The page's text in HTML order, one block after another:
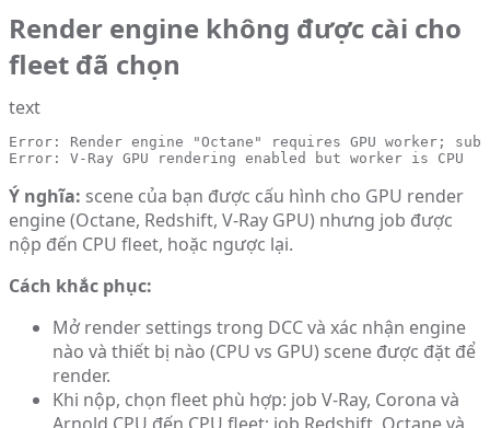
Render engine không được cài cho
fleet đã chọn
text
Error: Render engine "Octane" requires GPU worker;
Error: V-Ray GPU rendering enabled but worker is CPU
Ý nghĩa: scene của bạn được cấu hình cho GPU render
engine (Octane, Redshift, V-Ray GPU) nhưng job được
nộp đến CPU fleet, hoặc ngược lại.
Cách khắc phục:
Mở render settings trong DCC và xác nhận engine
nào và thiết bị nào (CPU vs GPU) scene được đặt để
render.
Khi nộp, chọn fleet phù hợp: job V-Ray, Corona và